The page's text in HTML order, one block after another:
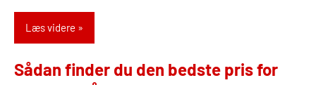
Læs videre
Sådan finder du den bedste pris for